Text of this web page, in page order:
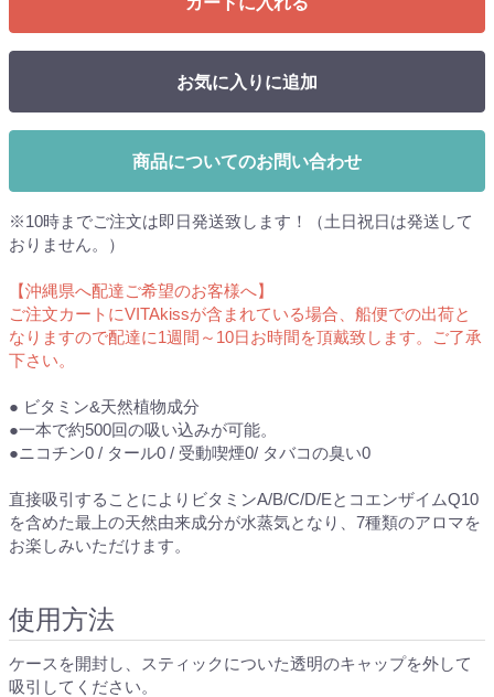
お気に入りに追加
商品についてのお問い合わせ
※10時までご注文は即日発送致します！（土日祝日は発送して
おりません。）
【沖縄県へ配達ご希望のお客様へ】
ご注文カートにVITAkissが含まれている場合、船便での出荷と
なりますので配達に1週間～10日お時間を頂戴致します。ご了承
下さい。
● ビタミン&天然植物成分
●一本で約500回の吸い込みが可能。
●ニコチン0 / タール0 / 受動喫煙0/ タバコの臭い0
直接吸引することによりビタミンA/B/C/D/EとコエンザイムQ10
を含めた最上の天然由来成分が水蒸気となり、7種類のアロマを
お楽しみいただけます。
使用方法
ケースを開封し、スティックについた透明のキャップを外して
吸引してください。